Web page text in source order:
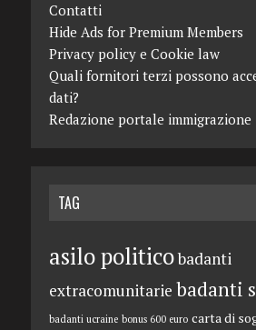
Contatti
Hide Ads for Premium Members
Privacy policy e Cookie law
Quali fornitori terzi possono
dati?
Redazione portale immigrazione
TAG
asilo politicobadanti
extracomunitarie badanti
badanti ucraine bonus 600 euro carta di